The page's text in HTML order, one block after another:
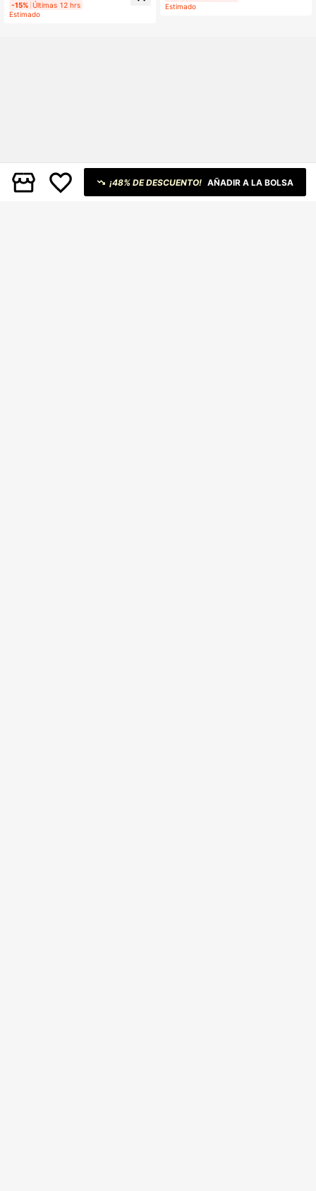
-15% Últimas 12 hrs
Estimado
nvierno
Estimado
¡48% DE DESCUENTO! AÑADIR A LA BOLSA